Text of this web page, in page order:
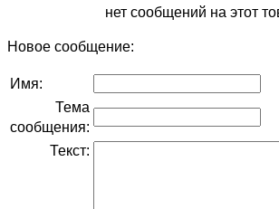
нет сообщений на этот
Новое сообщение:
Имя:
Тема
сообщения:
Текст: